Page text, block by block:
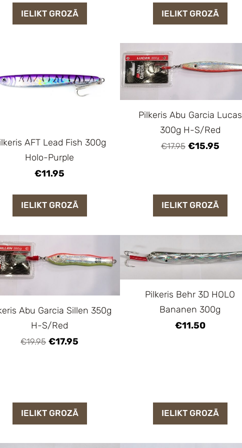
IELIKT GROZĀ IELIKT GROZĀ
AFT Lead Fish 300g
Holo-Purple
€11.95
IELIKT GROZĀ
Pilkeris Abu Garcia Lucas
300g H-S/Red
€17.95 €15.95
IELIKT GROZĀ
Abu Garcia Sillen 350g
H-S/Red
€19.95 €17.95
IELIKT GROZĀ
Pilkeris Behr 3D HOLO
Bananen 300g
€11.50
IELIKT GROZĀ